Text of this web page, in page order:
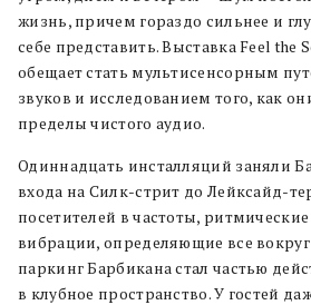
жизнь, причем гораздо сильнее и
себе представить. Выставка Feel the
обещает стать мультисенсорным
звуков и исследованием того, как
пределы чистого аудио.
Одиннадцать инсталляций заняли
входа на Силк-стрит до Лейксайд-
посетителей в частоты,
вибрации, определяющие все
паркинг Барбикана стал частью
в клубное пространство. У гостей